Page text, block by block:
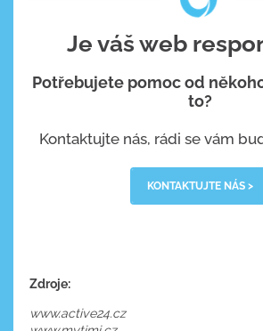
Je váš web
Potřebujete pomoc od
to?
Kontaktujte nás, rádi se vám
KONTAKTUJTE NÁS >
Zdroje:
www.active24.cz